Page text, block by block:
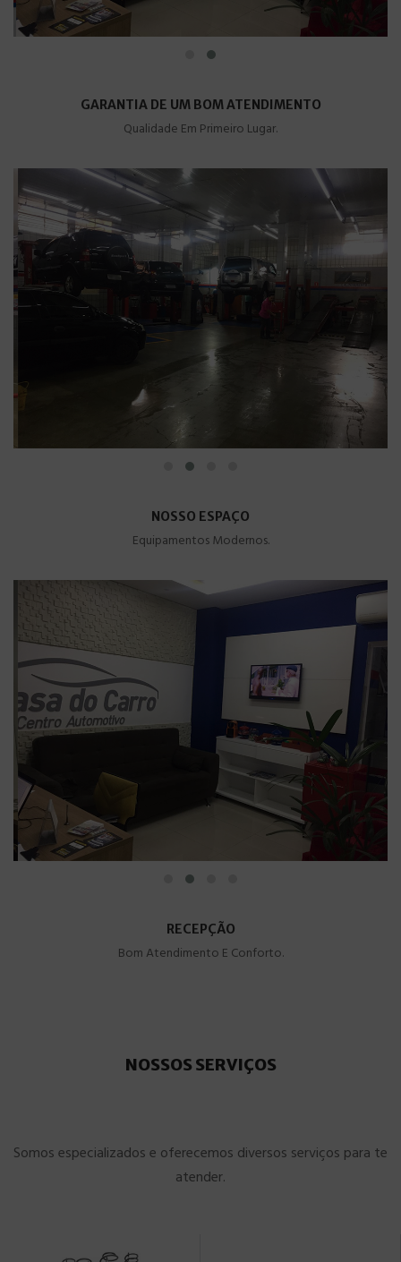
GARANTIA DE UM BOM ATENDIMENTO
Qualidade Em Primeiro Lugar.
NOSSO ESPAÇO
Equipamentos Modernos.
RECEPÇÃO
Bom Atendimento E Conforto.
NOSSOS SERVIÇOS
Somos especializados e oferecemos diversos serviços para te
atender.